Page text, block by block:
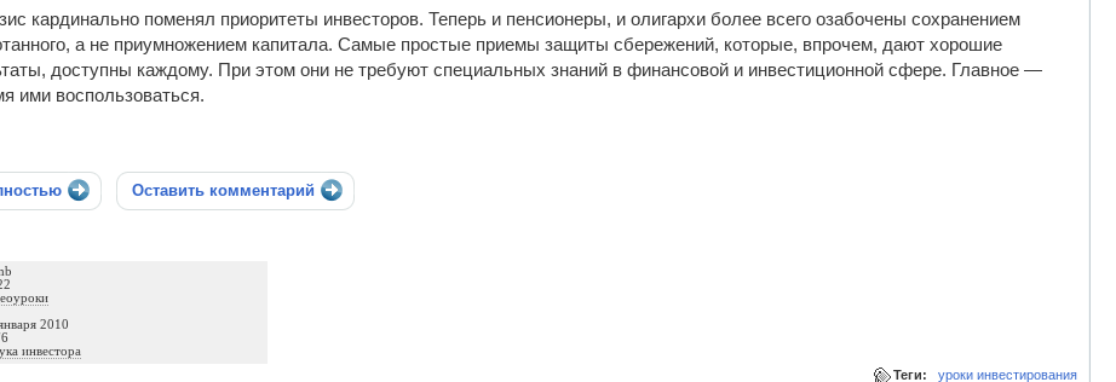
кардинально поменял приоритеты инвесторов. Теперь и пенсионеры, и олигархи более всего озабочены сохранением
а не приумножением капитала. Самые простые приемы защиты сбережений, которые, впрочем, дают хорошие
доступны каждому. При этом они не требуют специальных знаний в финансовой и инвестиционной сфере. Главное —
ими воспользоваться.
Оставить комментарий
2010
инвестора
Теги: уроки инвестирования